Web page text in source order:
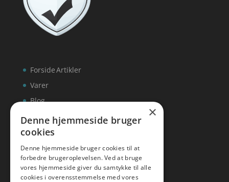
Forside
Varer
Blog
Kontakt
Artikler
hvidevaremagasinet
×
Denne hjemmeside bruger
cookies
Denne hjemmeside bruger cookies til at
forbedre brugeroplevelsen. Ved at bruge
vores hjemmeside giver du samtykke til alle
cookies i overensstemmelse med vores